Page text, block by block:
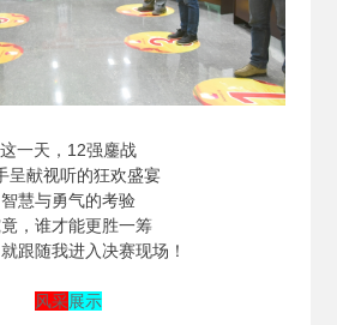
这一天，12强鏖战
呈献视听的狂欢盛宴
智慧与勇气的考验
，谁才能更胜一筹
跟随我进入决赛现场！
风采展示